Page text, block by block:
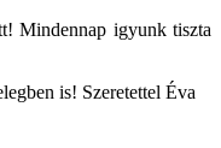
Mindennap igyunk tiszta
is! Szeretettel Éva